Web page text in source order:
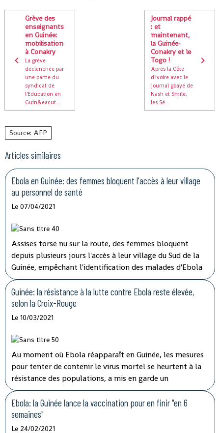
Grève des
enseignants
en Guinée:
mobilisation
à Conakry
La grève
déclenchée par
une partie du
syndicat de
l'Education en
Guin&eacut...
Journal rappé
: et
maintenant,
la Guinée-
Conakry et le
Togo !
Après la Côte
d'Ivoire avec le
journal gbayé de
Nash et Smile,
les Sé...
Source: AFP
Articles similaires
Ebola en Guinée: des femmes bloquent l'accès à leur village
au personnel de santé
Le 07/04/2021
Assises torse nu sur la route, des femmes bloquent
depuis plusieurs jours l'accès à leur village du Sud de la
Guinée, empêchant l'identification des malades d'Ebola
et les vaccinations, ont indiqué mardi les autorités, qui
tentent de lever le blocus par la négociation.
Guinée: la résistance à la lutte contre Ebola reste élevée,
selon la Croix-Rouge
Le 10/03/2021
Au moment où Ebola réapparaît en Guinée, les mesures
pour tenter de contenir le virus mortel se heurtent à la
résistance des populations, a mis en garde un
responsable de la Croix-Rouge dans un entretien à l'AFP.
Ebola: la Guinée lance la vaccination pour en finir "en 6
semaines"
Le 24/02/2021